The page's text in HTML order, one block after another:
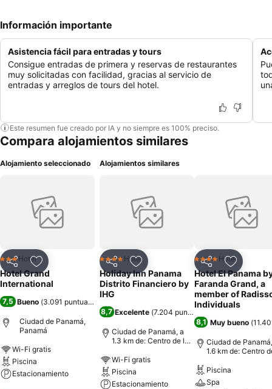
Información importante
Asistencia fácil para entradas y tours
Consigue entradas de primera y reservas de restaurantes
muy solicitadas con facilidad, gracias al servicio de
entradas y arreglos de tours del hotel.
Este resumen fue creado por IA y no siempre es 100% preciso.
Compara alojamientos similares
Alojamiento seleccionado
CompartirAgregar a favoritos
3 Estrellas
Hotel
Hotel Grand
International
7,5 Bueno (3.091 puntuaciones
Ciudad de Panamá,
Panamá
Wi-Fi gratis
Piscina
Estacionamiento
Alojamientos similares
CompartirAgregar a favoritos
4 EstrellasHotel
Holiday Inn Panama
Distrito Financiero by
IHG
8,7 Excelente (7.204 puntuaciones
Ciudad de Panamá, a
1.3 km de: Centro de la
Wi-Fi gratis
Piscina
Estacionamiento
CompartirAgregar
4 EstrellasHotel
Hotel El Panama
Faranda Grand, a
member of
Individuals
8,1 Muy bueno (
Ciudad de
1.6 km de: Centro
Piscina
Spa